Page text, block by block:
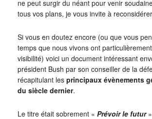
ne peut surgir du néant pour venir
tous vos plans, je vous invite à
Si vous en doutez encore (ou que vous
temps que nous vivons ont
visibilité) voici un document intéressant
président Bush par son conseiller de la
récapitulant les principaux évènements
du siècle dernier.
Le titre était sobrement « Prévoir le futur